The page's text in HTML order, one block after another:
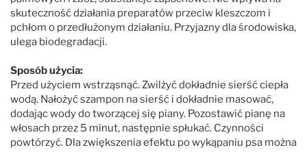
skuteczność działania preparatów przeciw kleszczom i
pchłom o przedłużonym działaniu. Przyjazny dla środowiska,
ulega biodegradacji.
Sposób użycia:
Przed użyciem wstrząsnąć. Zwilżyć dokładnie sierść ciepła
wodą. Nałożyć szampon na sierść i dokładnie masować,
dodając wody do tworzącej się piany. Pozostawić pianę na
włosach przez 5 minut, następnie spłukać. Czynności
powtórzyć. Dla zwiększenia efektu po wykąpaniu psa można